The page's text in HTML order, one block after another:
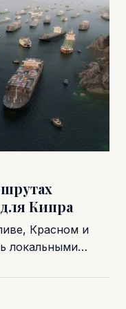
Кипра
Красном и
локальными…